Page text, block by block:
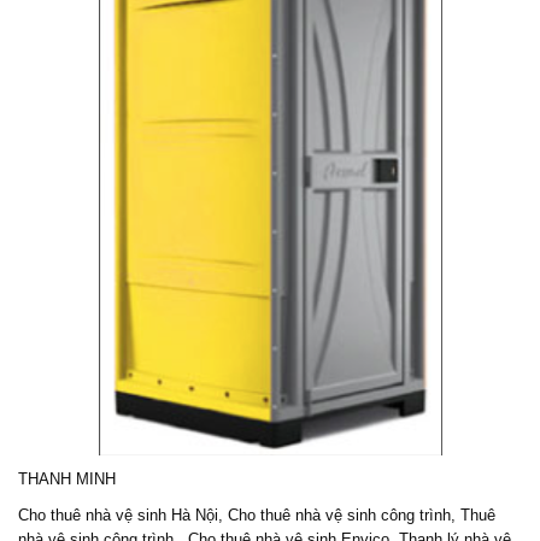
THANH MINH
Cho thuê nhà vệ sinh Hà Nội, Cho thuê nhà vệ sinh công trình, Thuê